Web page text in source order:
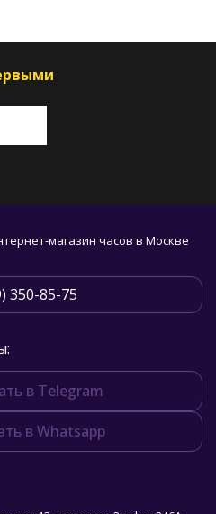
магазин часов в Москве
350-85-75
в Telegram
в Whatsapp